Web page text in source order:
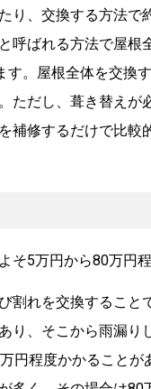
り、交換する方法で
呼ばれる方法で屋根
。屋根全体を交換
ただし、葺き替えが
補修するだけで比較
そ5万円から80万円程
割れを交換すること
り、そこから雨漏り
円程度かかることが